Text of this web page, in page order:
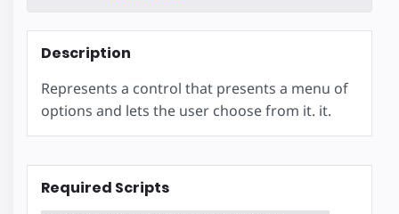
Description
Represents a control that presents a menu of
options and lets the user choose from it. it.
Required Scripts